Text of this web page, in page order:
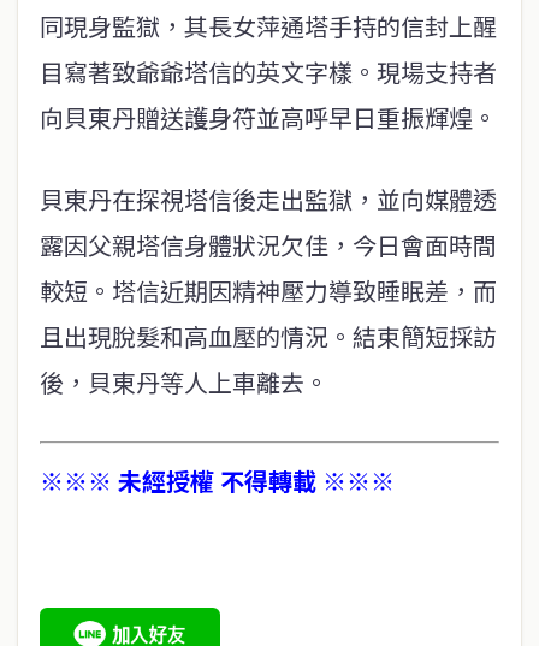
同現身監獄，其長女萍通塔手持的信封上醒
目寫著致爺爺塔信的英文字樣。現場支持者
向貝東丹贈送護身符並高呼早日重振輝煌。
貝東丹在探視塔信後走出監獄，並向媒體透
露因父親塔信身體狀況欠佳，今日會面時間
較短。塔信近期因精神壓力導致睡眠差，而
且出現脫髮和高血壓的情況。結束簡短採訪
後，貝東丹等人上車離去。
※※※ 未經授權 不得轉載 ※※※